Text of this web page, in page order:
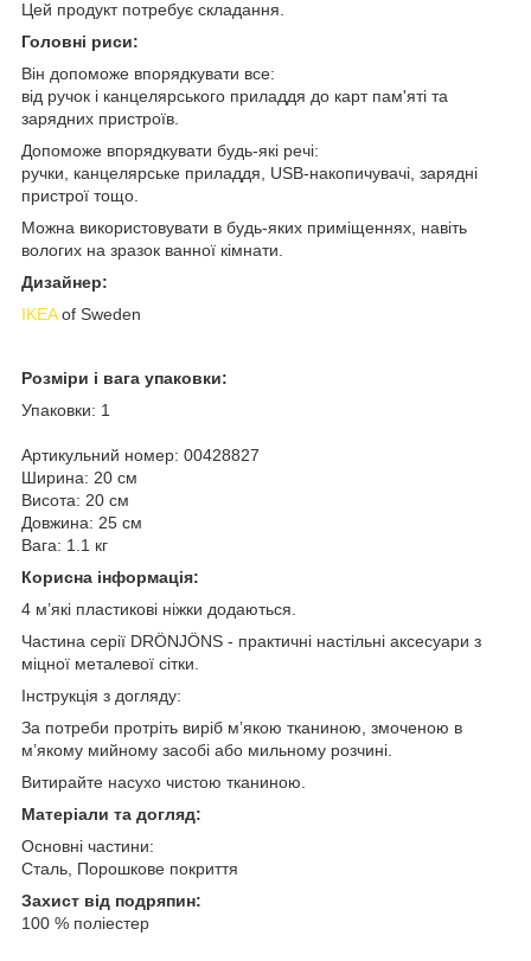
Цей продукт потребує складання.
Головні риси:
Він допоможе впорядкувати все:
від ручок і канцелярського приладдя до карт пам'яті та
зарядних пристроїв.
Допоможе впорядкувати будь-які речі:
ручки, канцелярське приладдя, USB-накопичувачі, зарядні
пристрої тощо.
Можна використовувати в будь-яких приміщеннях, навіть
вологих на зразок ванної кімнати.
Дизайнер:
IKEAof Sweden
Розміри і вага упаковки:
Упаковки: 1
Артикульний номер: 00428827
Ширина: 20 см
Висота: 20 см
Довжина: 25 см
Вага: 1.1 кг
Корисна інформація:
4 м’які пластикові ніжки додаються.
Частина серії DRÖNJÖNS - практичні настільні аксесуари з
міцної металевої сітки.
Інструкція з догляду:
За потреби протріть виріб м’якою тканиною, змоченою в
м’якому мийному засобі або мильному розчині.
Витирайте насухо чистою тканиною.
Матеріали та догляд:
Основні частини:
Сталь, Порошкове покриття
Захист від подряпин:
100 % поліестер